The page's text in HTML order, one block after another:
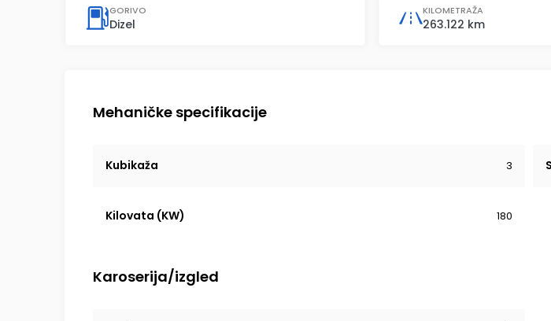
GORIVO
Dizel
KILOMETRAŽA
263.122 km
Mehaničke specifikacije
Kubikaža 3
Kilovata (KW) 180
Karoserija/izgled